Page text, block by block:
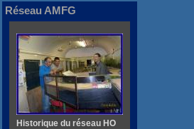
Réseau AMFG
Historique du réseau HO